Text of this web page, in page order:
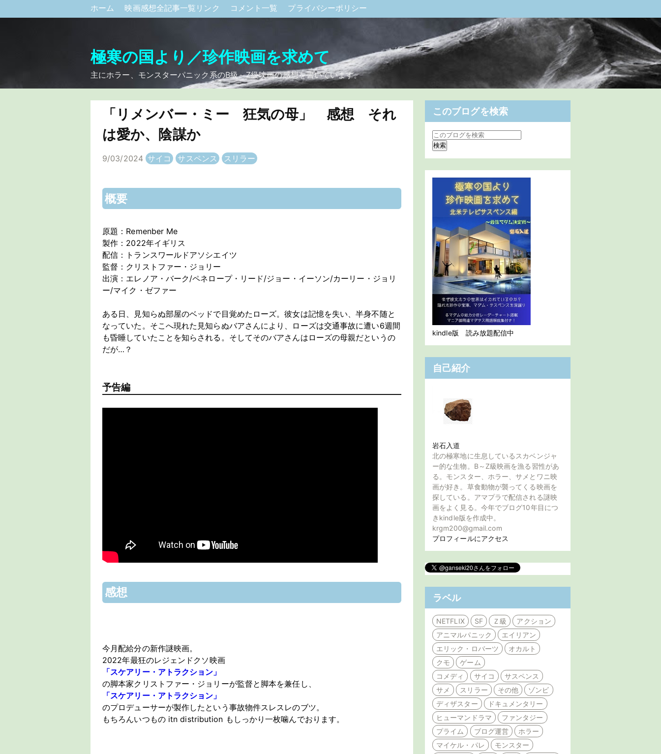
ホーム 映画感想全記事一覧リンク コメント一覧 プライバシーポリシー
極寒の国より／珍作映画を求めて
主にホラー、モンスターパニック系のB級～Z級映画の感想を書いています。
「リメンバー・ミー 狂気の母」 感想 それ
は愛か、陰謀か
9/03/2024 サイコ サスペンス スリラー
概要
原題：Remenber Me
製作：2022年イギリス
配信：トランスワールドアソシエイツ
監督：クリストファー・ジョリー
出演：エレノア・バーク/ペネロープ・リード/ジョー・イーソン/カーリー・ジョリ
ー/マイク・ゼファー
ある日、見知らぬ部屋のベッドで目覚めたローズ。彼女は記憶を失い、半身不随と
なっていた。そこへ現れた見知らぬバアさんにより、ローズは交通事故に遭い6週間
も昏睡していたことを知らされる。そしてそのバアさんはローズの母親だというの
だが…？
予告編
感想
今月配給分の新作謎映画。
2022年最狂のレジェンドクソ映画
「スケアリー・アトラクション」
の脚本家クリストファー・ジョリーが監督と脚本を兼任し、
「スケアリー・アトラクション」
のプロデューサーが製作したという事故物件スレスレのブツ。
もちろんいつもの itn distribution もしっかり一枚噛んでおります。
このブログを検索
kindle版 読み放題配信中
自己紹介
岩石入道
北の極寒地に生息しているスカベンジャ
ー的な生物。B～Z級映画を漁る習性があ
る。モンスター、ホラー、サメとワニ映
画が好き。草食動物が襲ってくる映画を
探している。アマプラで配信される謎映
画をよく見る。今年でブログ10年目につ
きkindle版を作成中。
krgm200@gmail.com
プロフィールにアクセス
ラベル
NETFLIX SF Ｚ級
アクション
アニマルパニック
エイリアン
エリック・ロバーツ
オカルト
クモ
ゲーム
コメディ
サイコ
サスペンス
サメ
スリラー その他
ゾンビ
ディザスター
ドキュメンタリー
ヒューマンドラマ
ファンタジー
プライム
ブログ運営
ホラー
マイケル・パレ
モンスター